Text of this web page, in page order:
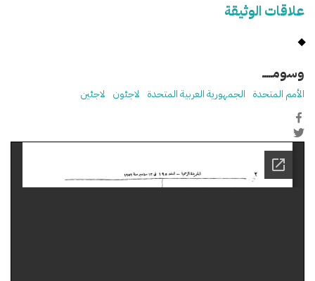
علاقات الوثيقة
وسومـــــ
الأمم المتحدة الجمهورية العربية المتحدة لاجئون لاجئين